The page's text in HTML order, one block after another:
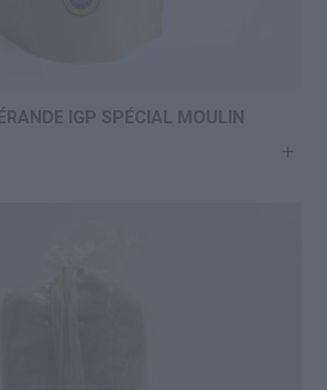
IGP SPÉCIAL MOULIN
+